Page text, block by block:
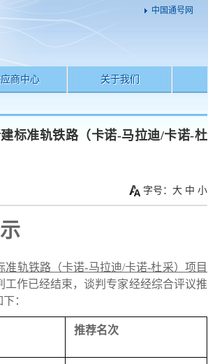
中国通号网
商中心 关于我们
标准轨铁路（卡诺-马拉迪/卡诺-杜
字号： 大 中 小
准轨铁路（卡诺-马拉迪/卡诺-杜采）项目
工作已经结束，谈判专家经经综合评议推
下 ：
推荐名次